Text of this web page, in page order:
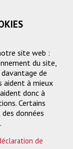
site web :
du site,
de
aident à mieux
donc à
Certains
données
de